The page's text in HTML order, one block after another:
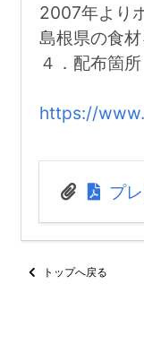
2007年より
島根県の食
４．配布箇
PDF：
https://
プ
トップへ戻る